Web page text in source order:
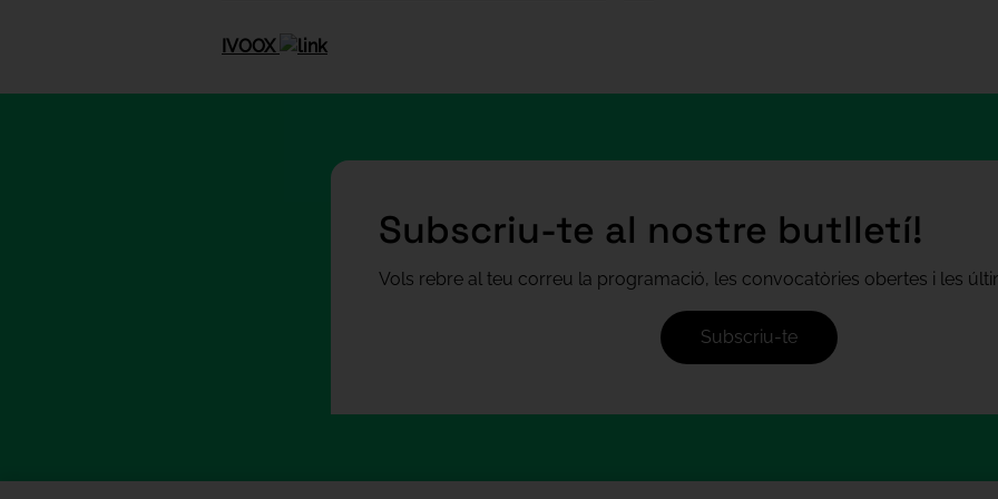
IVOOX
Subscriu-te al nostre butlletí!
Vols rebre al teu correu la programació, les convocatòries obertes i les
Subscriu-te